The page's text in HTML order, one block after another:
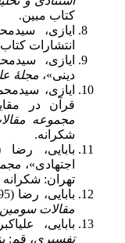
کتاب مبین.
ایازی،
انتشارات
دینى»، مجلۀ
قرآن در
مجموعه
شکرانه.
اجتهادى»،
تهران: شکرانه
بابایی، رضا (1395)، «قرآن به قرائت الفرقان»،
مقالات
بابایی، علی‎اکبر (1391)،
تفسیری، قم: